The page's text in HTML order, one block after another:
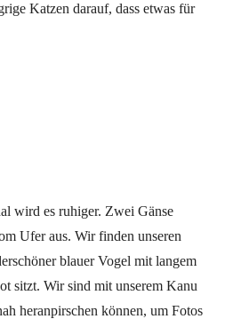
Katzen darauf, dass etwas für
wird es ruhiger. Zwei Gänse
Ufer aus. Wir finden unseren
blauer Vogel mit langem
sitzt. Wir sind mit unserem Kanu
heranpirschen können, um Fotos